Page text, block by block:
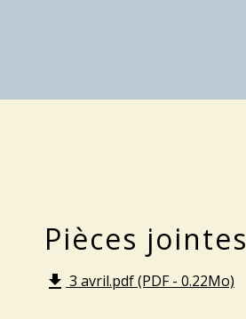
Pièces jointes
file_download 3 avril.pdf (PDF - 0.22Mo)